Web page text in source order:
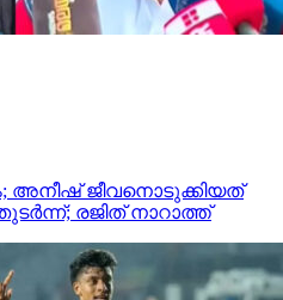
അനീഷ് ജീവനൊടുക്കിയത്
രജിത് നാറാത്ത്